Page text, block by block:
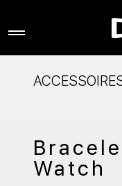
Watch